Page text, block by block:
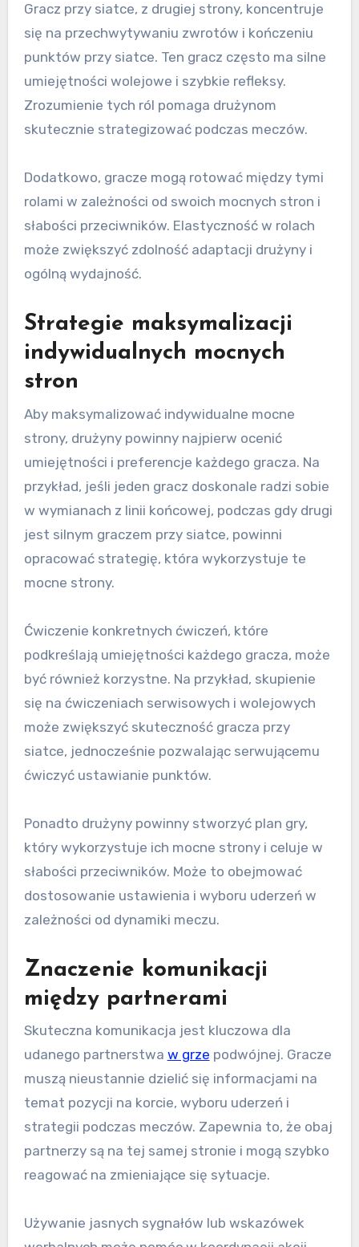
Gracz przy siatce, z drugiej strony, koncentruje
się na przechwytywaniu zwrotów i kończeniu
punktów przy siatce. Ten gracz często ma silne
umiejętności wolejowe i szybkie refleksy.
Zrozumienie tych ról pomaga drużynom
skutecznie strategizować podczas meczów.
Dodatkowo, gracze mogą rotować między tymi
rolami w zależności od swoich mocnych stron i
słabości przeciwników. Elastyczność w rolach
może zwiększyć zdolność adaptacji drużyny i
ogólną wydajność.
Strategie maksymalizacji
indywidualnych mocnych
stron
Aby maksymalizować indywidualne mocne
strony, drużyny powinny najpierw ocenić
umiejętności i preferencje każdego gracza. Na
przykład, jeśli jeden gracz doskonale radzi sobie
w wymianach z linii końcowej, podczas gdy drugi
jest silnym graczem przy siatce, powinni
opracować strategię, która wykorzystuje te
mocne strony.
Ćwiczenie konkretnych ćwiczeń, które
podkreślają umiejętności każdego gracza, może
być również korzystne. Na przykład, skupienie
się na ćwiczeniach serwisowych i wolejowych
może zwiększyć skuteczność gracza przy
siatce, jednocześnie pozwalając serwującemu
ćwiczyć ustawianie punktów.
Ponadto drużyny powinny stworzyć plan gry,
który wykorzystuje ich mocne strony i celuje w
słabości przeciwników. Może to obejmować
dostosowanie ustawienia i wyboru uderzeń w
zależności od dynamiki meczu.
Znaczenie komunikacji
między partnerami
Skuteczna komunikacja jest kluczowa dla
udanego partnerstwa w grze podwójnej. Gracze
muszą nieustannie dzielić się informacjami na
temat pozycji na korcie, wyboru uderzeń i
strategii podczas meczów. Zapewnia to, że obaj
partnerzy są na tej samej stronie i mogą szybko
reagować na zmieniające się sytuacje.
Używanie jasnych sygnałów lub wskazówek